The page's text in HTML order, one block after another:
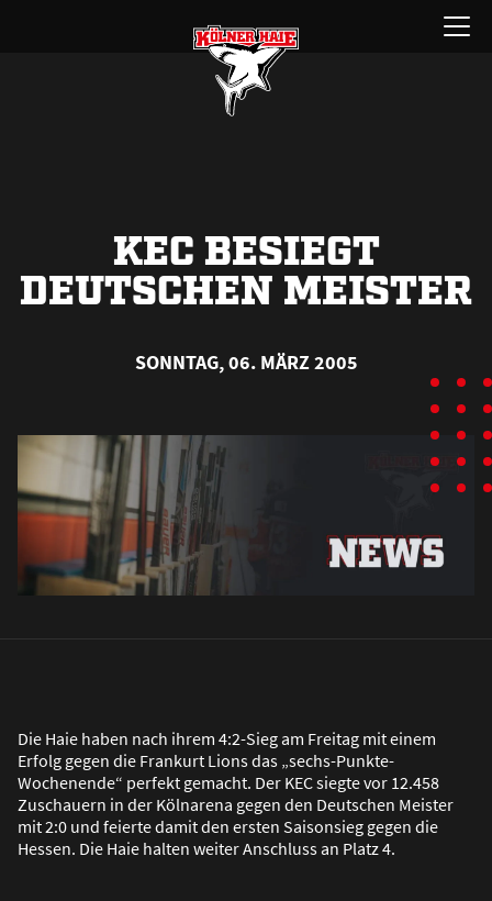
Menü
öffnen
KEC BESIEGT
DEUTSCHEN MEISTER
SONNTAG, 06. MÄRZ 2005
Die Haie haben nach ihrem 4:2-Sieg am Freitag mit einem
Erfolg gegen die Frankurt Lions das „sechs-Punkte-
Wochenende“ perfekt gemacht. Der KEC siegte vor 12.458
Zuschauern in der Kölnarena gegen den Deutschen Meister
mit 2:0 und feierte damit den ersten Saisonsieg gegen die
Hessen. Die Haie halten weiter Anschluss an Platz 4.